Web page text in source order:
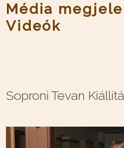
Média
Videók
Soproni Tevan